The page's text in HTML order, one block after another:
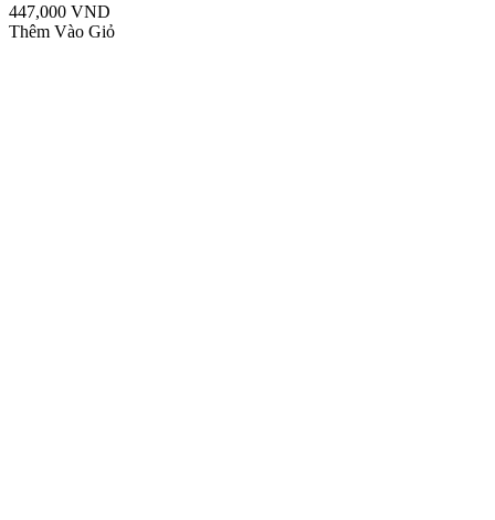
447,000 VND
Thêm Vào Giỏ